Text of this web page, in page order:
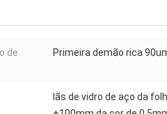
de
Primeira demão rica
lãs de vidro de aço da